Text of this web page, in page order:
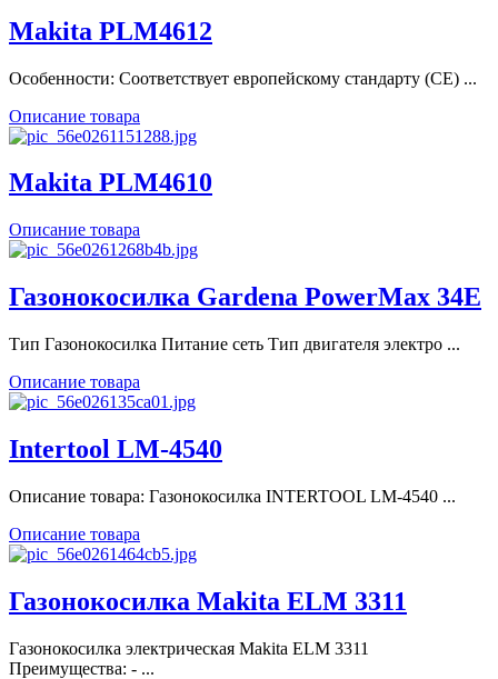
Makita PLM4612
Особенности: Соответствует европейскому стандарту (СЕ) ...
Описание товара
Makita PLM4610
Описание товара
Газонокосилка Gardena PowerMax 34E
Тип Газонокосилка Питание сеть Тип двигателя электро ...
Описание товара
Intertool LM-4540
Описание товара: Газонокосилка INTERTOOL LM-4540 ...
Описание товара
Газонокосилка Makita ELM 3311
Газонокосилка электрическая Makita ELM 3311
Преимущества: - ...